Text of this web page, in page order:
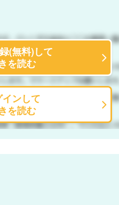
(無料)して
を読む
ンして
を読む